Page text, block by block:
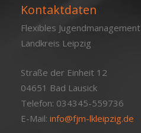
Kontaktdaten
Flexibles Jugendmanagement
Landkreis Leipzig
Straße der Einheit 12
04651 Bad Lausick
Telefon: 034345-559736
E-Mail: info@fjm-lkleipzig.de